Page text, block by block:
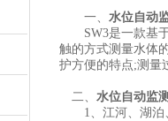
一、 水位自动
SW3是一款基于
触的方式测量水体
护方便的特点;测量
二、 水位自动监
1、江河、湖泊、